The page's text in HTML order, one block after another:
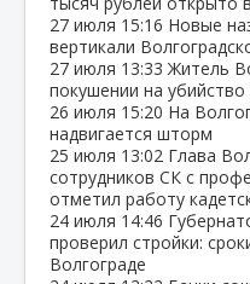
27 июля 15:16 Новые
вертикали
27 июля 13:33 Житель
покушении на
26 июля 15:20 На
надвигается шторм
25 июля 13:02 Глава
сотрудников СК с
отметил работу
24 июля 14:46
проверил стройки:
Волгограде